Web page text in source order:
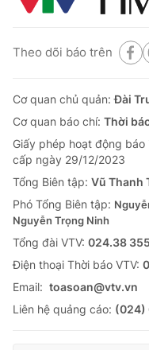
Theo dõi báo trên
Cơ quan chủ quản:Đài
Cơ quan báo chí: Thời
Giấy phép hoạt động
cấp ngày 29/12/2023
Tổng Biên tập: Vũ Thanh
Phó Tổng Biên tập:
Nguyễn Trọng Ninh
Tổng đài VTV: 024.38
Ðiện thoại Thời báo VTV:
Email: toasoan@vtv.vn
Liên hệ quảng cáo: (024)